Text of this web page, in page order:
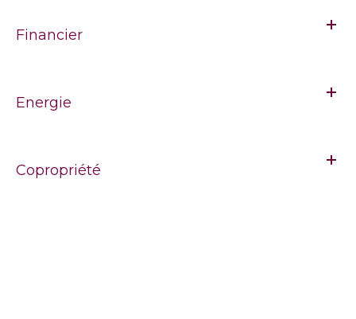
Financier
Energie
Copropriété